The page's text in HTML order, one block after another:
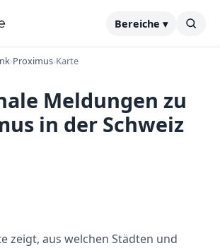
Bereiche ▾
›Proximus›Karte
Meldungen zu
in der Schweiz
zeigt, aus welchen Städten und